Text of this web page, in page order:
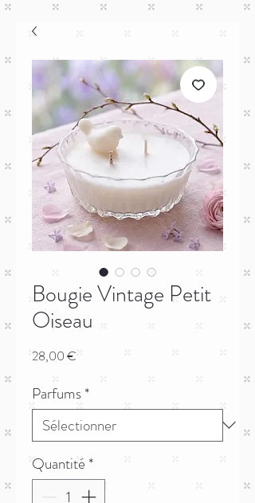
Bougie Vintage Petit
Oiseau
28,00 €
Parfums*
Quantité *